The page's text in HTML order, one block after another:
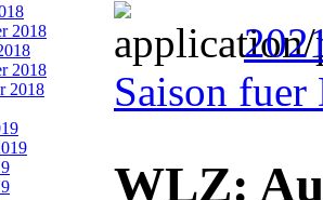
2018
2018
2018
Saison
WLZ: